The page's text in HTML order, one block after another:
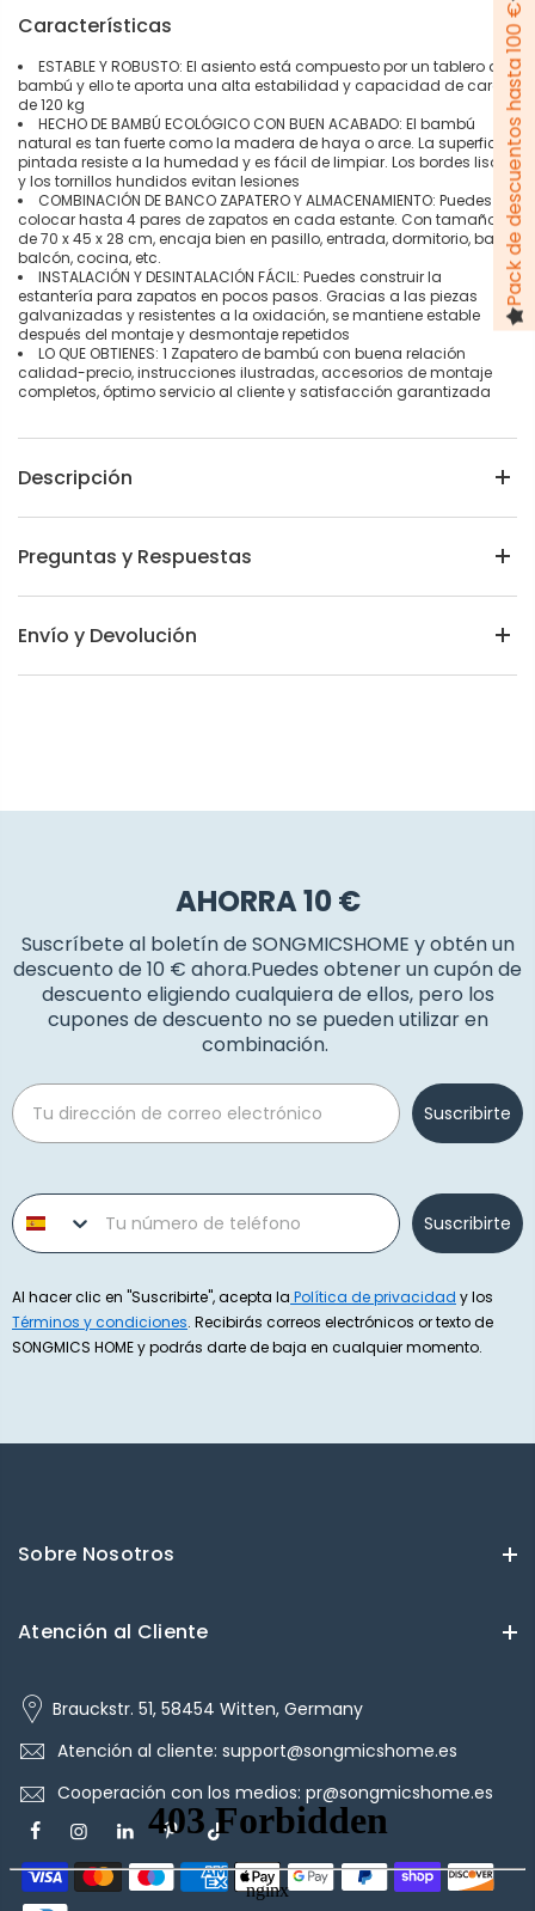
Características
ESTABLE Y ROBUSTO: El asiento está compuesto por un tablero de
bambú y ello te aporta una alta estabilidad y capacidad de carga
de 120 kg
HECHO DE BAMBÚ ECOLÓGICO CON BUEN ACABADO: El bambú
natural es tan fuerte como la madera de haya o arce. La superficie
pintada resiste a la humedad y es fácil de limpiar. Los bordes lisos
y los tornillos hundidos evitan lesiones
COMBINACIÓN DE BANCO ZAPATERO Y ALMACENAMIENTO: Puedes
colocar hasta 4 pares de zapatos en cada estante. Con tamaño
de 70 x 45 x 28 cm, encaja bien en pasillo, entrada, dormitorio, baño,
balcón, cocina, etc.
INSTALACIÓN Y DESINTALACIÓN FÁCIL: Puedes construir la
estantería para zapatos en pocos pasos. Gracias a las piezas
galvanizadas y resistentes a la oxidación, se mantiene estable
después del montaje y desmontaje repetidos
LO QUE OBTIENES: 1 Zapatero de bambú con buena relación
calidad-precio, instrucciones ilustradas, accesorios de montaje
completos, óptimo servicio al cliente y satisfacción garantizada
Descripción
Preguntas y Respuestas
Envío y Devolución
AHORRA 10 €
Suscríbete al boletín de SONGMICSHOME y obtén un
descuento de 10 € ahora.Puedes obtener un cupón de
descuento eligiendo cualquiera de ellos, pero los
cupones de descuento no se pueden utilizar en
combinación.
Email
Suscribirte
Phone number
Suscribirte
Al hacer clic en "Suscribirte", acepta la Política de privacidad y los
Términos y condiciones. Recibirás correos electrónicos or texto de
SONGMICS HOME y podrás darte de baja en cualquier momento.
Sobre Nosotros
Atención al Cliente
Brauckstr. 51, 58454 Witten, Germany
Atención al cliente: support@songmicshome.es
Cooperación con los medios: pr@songmicshome.es
Pack de descuentos hasta 100 €